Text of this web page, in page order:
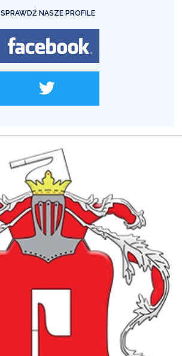
SPRAWDŹ NASZE PROFILE